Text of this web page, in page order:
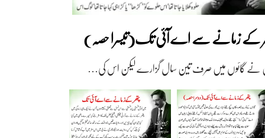
کے زمانے سے اے آئی تک(تیسرا حصہ)
نے گائوں میں صرف تین سال گزارے لیکن اس کی…